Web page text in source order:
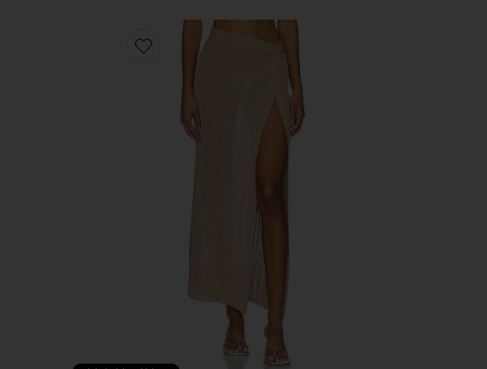
Favorite Heart Of Gold Skirt